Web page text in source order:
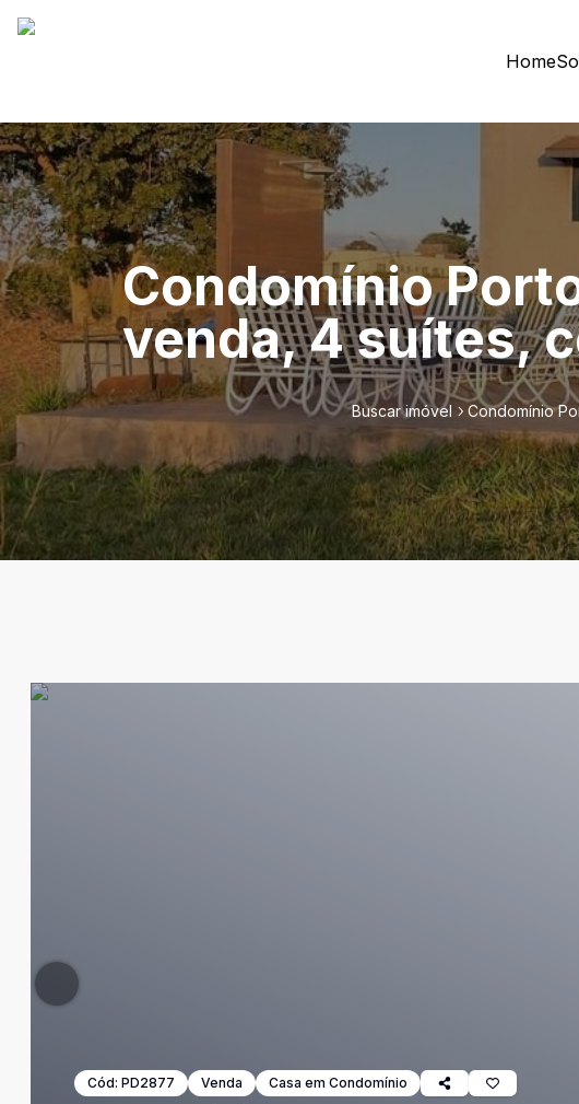
Home
Condomínio
venda, 4 suítes,
Buscar imóvel Condomínio
Cód: PD2877 Venda Casa em Condomínio